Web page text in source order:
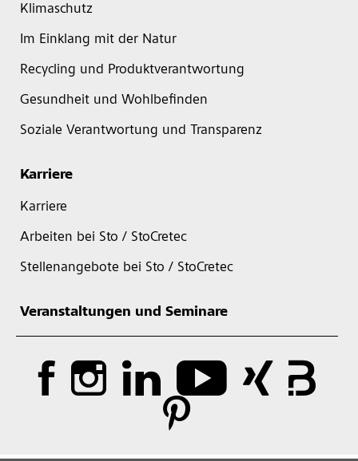
Klimaschutz
Im Einklang mit der Natur
Recycling und Produktverantwortung
Gesundheit und Wohlbefinden
Soziale Verantwortung und Transparenz
Karriere
Karriere
Arbeiten bei Sto / StoCretec
Stellenangebote bei Sto / StoCretec
Veranstaltungen und Seminare